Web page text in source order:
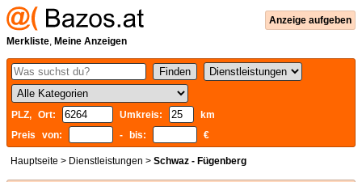
Anzeige aufgeben
Merkliste, Meine Anzeigen
PLZ, Ort: Umkreis:
km
Preis von:
- bis: €
Hauptseite > Dienstleistungen > Schwaz - Fügenberg